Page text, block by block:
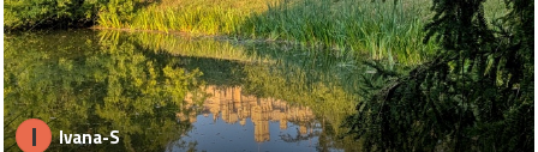
I Ivana-S